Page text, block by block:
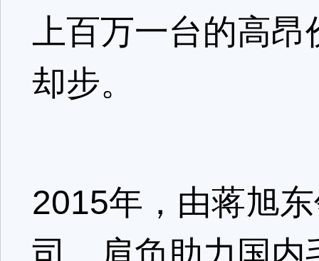
上百万一台的高
却步。
2015年，由蒋旭